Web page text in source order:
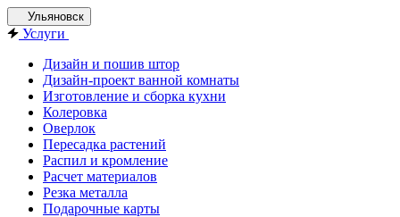
Ульяновск
Услуги
Дизайн и пошив штор
Дизайн-проект ванной комнаты
Изготовление и сборка кухни
Колеровка
Оверлок
Пересадка растений
Распил и кромление
Расчет материалов
Резка металла
Подарочные карты